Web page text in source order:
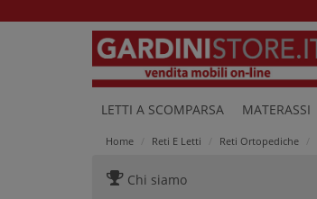
LETTI A SCOMPARSA MATERASSI
Home Reti E Letti Reti Ortopediche
Chi siamo